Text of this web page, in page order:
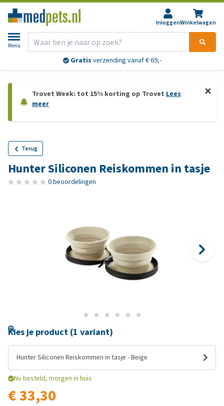
InloggenWinkelwagen
Menu
Gratis verzending vanaf € 69,-
Trovet Week: tot 15% korting op Trovet Lees
meer
Terug
Hunter Siliconen Reiskommen in tasje
0 beoordelingen
Kies je product (1 variant)
Hunter Siliconen Reiskommen in tasje - Beige
Nu besteld, morgen in huis
€ 33,30